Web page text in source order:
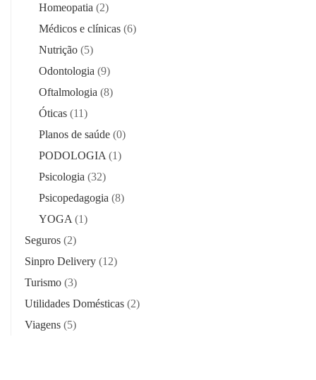
Homeopatia (2)
Médicos e clínicas (6)
Nutrição (5)
Odontologia (9)
Oftalmologia (8)
Óticas (11)
Planos de saúde (0)
PODOLOGIA (1)
Psicologia (32)
Psicopedagogia (8)
YOGA (1)
Seguros (2)
Sinpro Delivery (12)
Turismo (3)
Utilidades Domésticas (2)
Viagens (5)